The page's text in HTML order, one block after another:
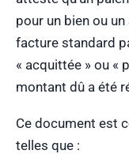
pour un bien ou
facture standard
« acquittée » ou «
montant dû a été
Ce document est
telles que :